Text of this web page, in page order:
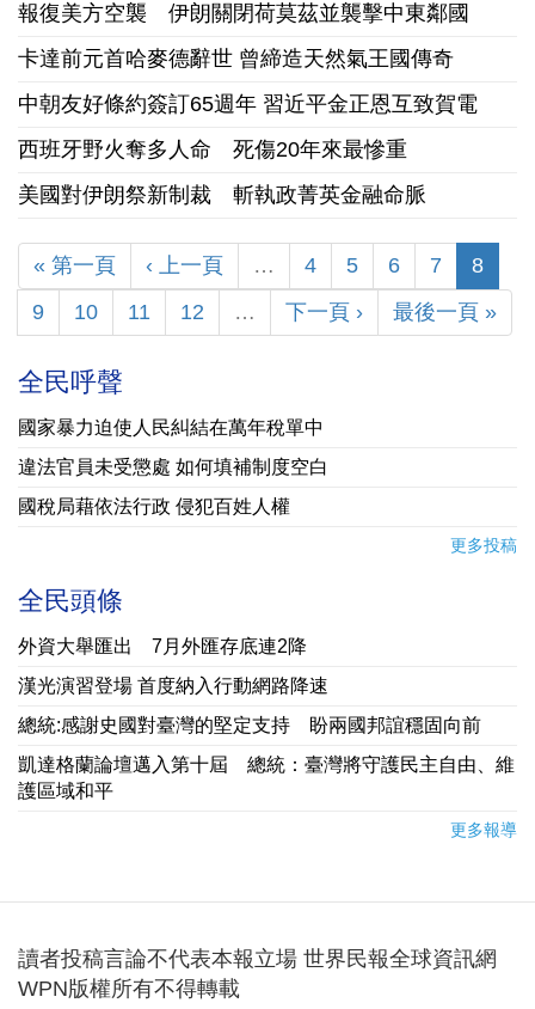
報復美方空襲 伊朗關閉荷莫茲並襲擊中東鄰國
卡達前元首哈麥德辭世 曾締造天然氣王國傳奇
中朝友好條約簽訂65週年 習近平金正恩互致賀電
西班牙野火奪多人命 死傷20年來最慘重
美國對伊朗祭新制裁 斬執政菁英金融命脈
« 第一頁 ‹ 上一頁 … 4 5 6 7
8
9
10 11 12 … 下一頁 › 最後一頁 »
全民呼聲
國家暴力迫使人民糾結在萬年稅單中
違法官員未受懲處 如何填補制度空白
國稅局藉依法行政 侵犯百姓人權
更多投稿
全民頭條
外資大舉匯出 7月外匯存底連2降
漢光演習登場 首度納入行動網路降速
總統:感謝史國對臺灣的堅定支持 盼兩國邦誼穩固向前
凱達格蘭論壇邁入第十屆 總統：臺灣將守護民主自由、維
護區域和平
更多報導
讀者投稿言論不代表本報立場 世界民報全球資訊網
WPN版權所有不得轉載